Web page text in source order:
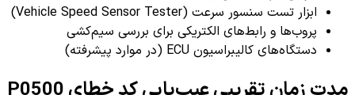
ابزار تست سنسور سرعت (Vehicle Speed Sensor Tester)
پروب‌ها و رابط‌های الکتریکی برای بررسی سیم‌کشی
دستگاه‌های کالیبراسیون ECU (در موارد پیشرفته)